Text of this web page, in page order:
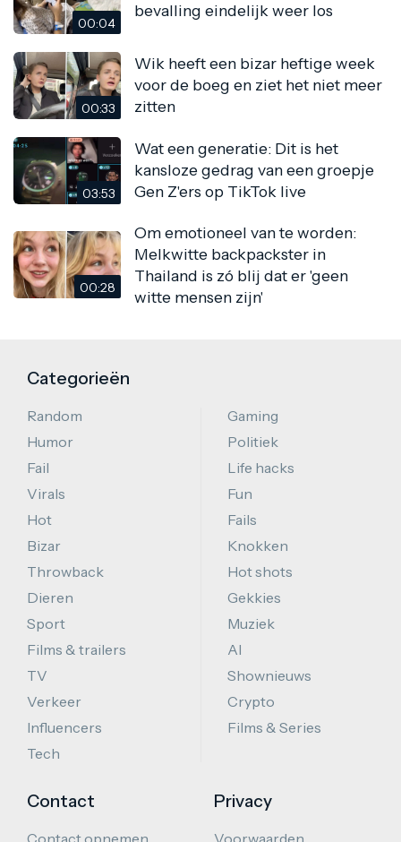
00:04
bevalling eindelijk weer los
00:33
Wik heeft een bizar heftige week
voor de boeg en ziet het niet meer
zitten
03:53
Wat een generatie: Dit is het
kansloze gedrag van een groepje
Gen Z'ers op TikTok live
00:28
Om emotioneel van te worden:
Melkwitte backpackster in
Thailand is zó blij dat er 'geen
witte mensen zijn'
Categorieën
Random
Humor
Fail
Virals
Hot
Bizar
Throwback
Dieren
Sport
Films & trailers
TV
Verkeer
Influencers
Tech
Gaming
Politiek
Life hacks
Fun
Fails
Knokken
Hot shots
Gekkies
Muziek
AI
Shownieuws
Crypto
Films & Series
Contact
Contact opnemen
Privacy
Voorwaarden